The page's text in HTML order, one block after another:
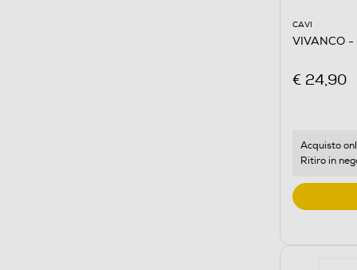
CAVI
VIVANCO
€ 24,90
Acquisto
Ritiro in